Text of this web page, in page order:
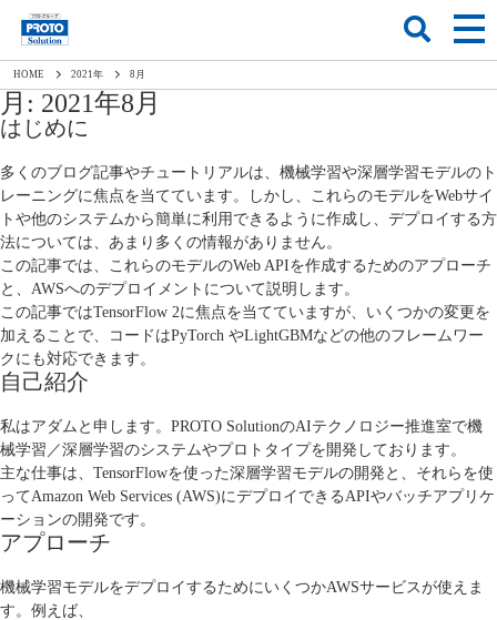
HOME 2021年 8 月
月: 2021年8月
はじめに
多くのブログ記事やチュートリアルは、機械学習や深層学習モデルのト
レーニングに焦点を当てています。しかし、これらのモデルをWebサイ
トや他のシステムから簡単に利用できるように作成し、デプロイする方
法については、あまり多くの情報がありません。
この記事では、これらのモデルのWeb APIを作成するためのアプローチ
と、AWSへのデプロイメントについて説明します。
この記事ではTensorFlow 2に焦点を当てていますが、いくつかの変更を
加えることで、コードはPyTorch やLightGBMなどの他のフレームワー
クにも対応できます。
自己紹介
私はアダムと申します。PROTO SolutionのAIテクノロジー推進室で機
械学習／深層学習のシステムやプロトタイプを開発しております。
主な仕事は、TensorFlowを使った深層学習モデルの開発と、それらを使
ってAmazon Web Services (AWS)にデプロイできるAPIやバッチアプリケ
ーションの開発です。
アプローチ
機械学習モデルをデプロイするためにいくつかAWSサービスが使えま
す。例えば、